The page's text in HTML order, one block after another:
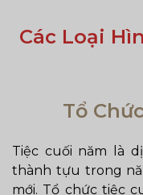
Các Loại
Tổ
Tiệc cuối năm là
thành tựu trong
mới. Tổ chức tiệc